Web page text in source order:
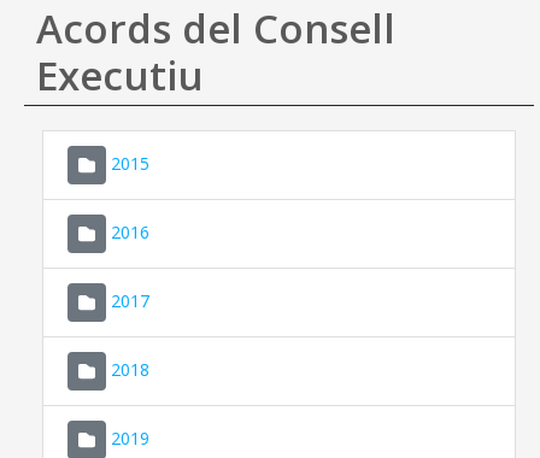
Ajuda
Acords del Consell
Executiu
2015
2016
2017
2018
2019